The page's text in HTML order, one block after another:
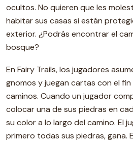
ocultos. No quieren que les
habitar sus casas si están
exterior. ¿Podrás encontrar el
bosque?
En Fairy Trails, los jugadores
gnomos y juegan cartas con el
caminos. Cuando un jugador
colocar una de sus piedras en
su color a lo largo del camino. El
primero todas sus piedras, gana.